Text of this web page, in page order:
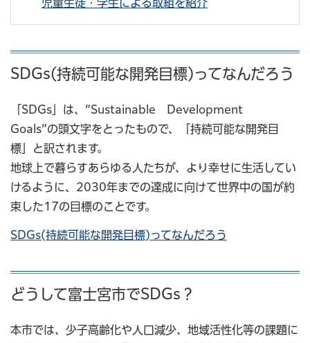
児童生徒・学生による取組を紹介
SDGs(持続可能な開発目標)ってなんだろう
「SDGs」は、“Sustainable Development
Goals”の頭文字をとったもので、「持続可能な開発目
標」と訳されます。
地球上で暮らすあらゆる人たちが、より幸せに生活してい
けるように、2030年までの達成に向けて世界中の国が約
束した17の目標のことです。
SDGs(持続可能な開発目標)ってなんだろう
どうして富士宮市でSDGs？
本市では、少子高齢化や人口減少、地域活性化等の課題に